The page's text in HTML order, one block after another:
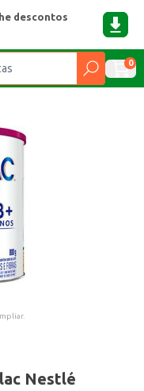
descontos
0
Nestlé